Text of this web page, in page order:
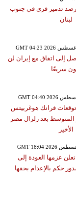
تدمير قرى في جنوب
لبنان
إلى اتفاق مع إيران لن
سريعًا
فرانك هوغربيتس
بعد زلزال مصر
الأخير
عزمها العودة إلى
حكم بالإعدام بحقها